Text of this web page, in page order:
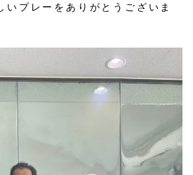
いプレーをありがとうございま